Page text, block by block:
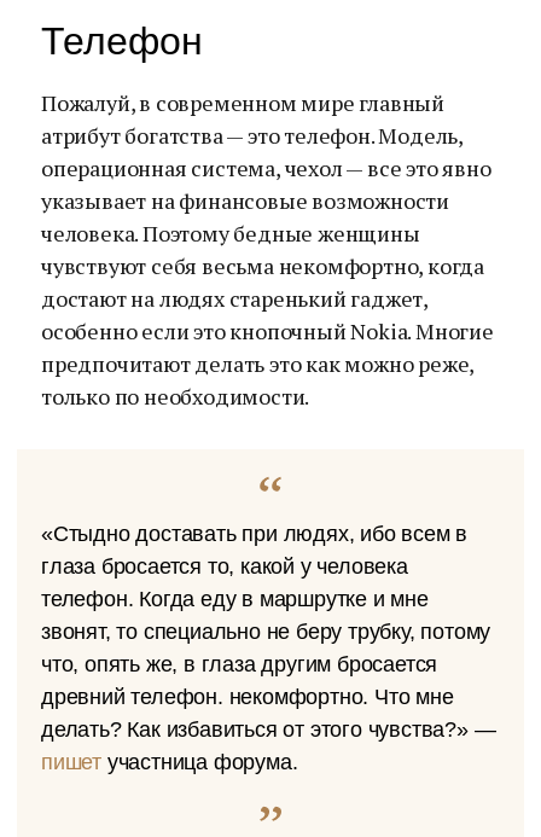
Телефон
Пожалуй, в современном мире главный
атрибут богатства — это телефон. Модель,
операционная система, чехол — все это явно
указывает на финансовые возможности
человека. Поэтому бедные женщины
чувствуют себя весьма некомфортно, когда
достают на людях старенький гаджет,
особенно если это кнопочный Nokia. Многие
предпочитают делать это как можно реже,
только по необходимости.
«Стыдно доставать при людях, ибо всем в
глаза бросается то, какой у человека
телефон. Когда еду в маршрутке и мне
звонят, то специально не беру трубку, потому
что, опять же, в глаза другим бросается
древний телефон. некомфортно. Что мне
делать? Как избавиться от этого чувства?» —
пишет участница форума.